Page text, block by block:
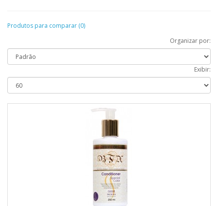
Produtos para comparar (0)
Organizar por:
Exibir: